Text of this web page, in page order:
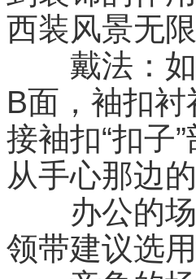
西装风景无限
戴法：如
B面，袖扣
接袖扣“扣子
从手心那边
办公的场
领带建议选